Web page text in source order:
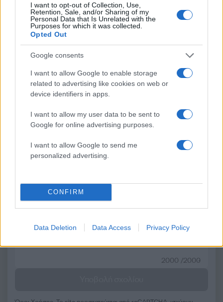
I want to opt-out of Collection, Use,
Retention, Sale, and/or Sharing of my
Personal Data that Is Unrelated with the
Purposes for which it was collected.
Opted Out
Google consents
I want to allow Google to enable storage
related to advertising like cookies on web or
device identifiers in apps.
I want to allow my user data to be sent to
Google for online advertising purposes.
I want to allow Google to send me
personalized advertising.
CONFIRM
Data Deletion Data Access Privacy Policy
Σχόλια
2000 /2000
Σοκαριστική υπόθεση στην
Κρήτη: Τουρίστας ρωτούσε
πόσο να πληρώσει για να
ασελγήσει σε 10χρονο
κορίτσι - Το παιδί καθόταν
αμέριμνο σε αυλή
επιχείρησης
Μυστράς: Αλλαγή
υπερασπιστική
νεκρό πατέρα του
καταψύκτη – Η
διαφωνία με την
του